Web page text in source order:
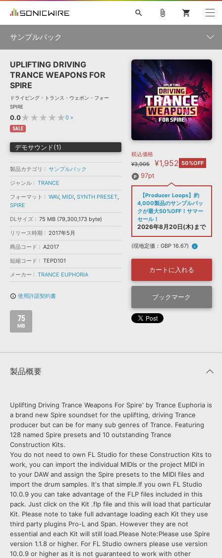
ソフト音源 »
プラグイン・エフェクト »
サンプルパック »
ソフトウェア／ツール »
DAW »
効果音 »
BGM »
キャンペーン »
ニュースレター »
SONICWIREブログ »
製品サポート情報 »
DTMガイド »
FAQ »
お問い合わせ »
音楽カード
楽曲配信流通サービス
無償のサウンド管理ソフト
次世代型 ボーカル・エディタ
APS 映像のBGM・セリフを音声分離
SLS
search
初音ミク NT 鏡音リン・レン V4X 巡音ルカ V4X
MEIKO V3
KAITO V3
VOCALOID TOONTRACK
SPITFIRE AUDIO
ライセンスフリーBGM
ボーカル抜き出し
DUBSTEP
ELECTRONICA
MUTANT
ROUTER.FM
ソフト音源 プラグイン・エフェクト
ソフトウェア／ツール DAW 効果音
attach_file shopping_cart
サンプルパック
製品一覧
ジャンル
メーカー
フォーマット
ランキング
UPLIFTING DRIVING
TRANCE WEAPONS FOR
SPIRE
ドライビング・トランス・ウェポン・フォー
SPIRE
0.0★★★★★0 »
SALE
デモサウンド(1)
製品カテゴリ
サンプルパック
ジャンル
TRANCE
フォーマット
WAV, MIDI, SYNTH PRESET,
SPIRE
DLサイズ
75 MB (79,300,173 byte)
リリース時期
2017年5月
商品コード
A2017
短縮コード
TEPD101
メーカー
TRANCE EUPHORIA
info_outline 使用許諾契約書
75
MB
税込価格
¥3,905
¥1,952 50%OFF
97pt
【Producer Loops】約
4,000製品のサンプルパッ
クが最大50%OFF！サマー
セール！
2026年8月20日(木)まで
(現地定価：GBP 16.67) info
カートに入れる
ブックマーク
製品概要
Uplifting Driving Trance Weapons For Spire' by Trance Euphoria is
a brand new Spire soundset for the uplifting, driving Trance
producer but can be for many sub genres of Trance. Featuring
128 named Spire presets and 10 outstanding Trance
Construction Kits.
You do not need to own FL Studio for these Construction Kits to
work, you can import the individual MIDIs or the project MIDI in
to your DAW and assign the Spire presets to the MIDI files and
import the drum samples. It's that simple.If you own FL Studio
10.0.9 you can take advantage of the FLP files included in this
pack. Just click on the Kit .flp file and this will load that particular
Kit. Please note to take full advantage loading each Kit they use
third party plugins Pro-L and Span. However they are not
essential and each Kit will still load.Please Note:Please use Spire
version 1.1.8 or higher. For FL Studio owners please use version
10.0.9 or higher as it is not guaranteed to work with other